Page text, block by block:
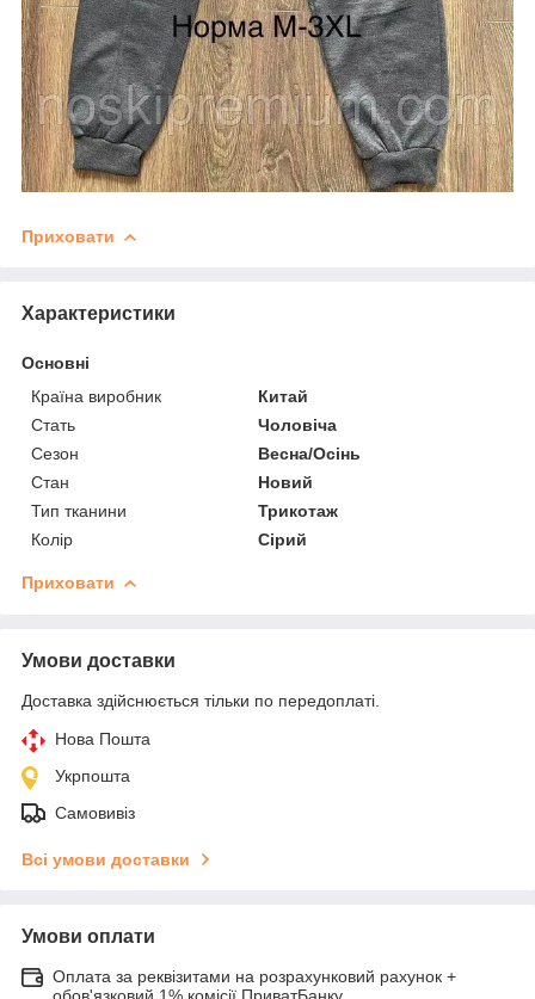
Приховати
Характеристики
Основні
Країна виробник
Китай
Стать
Чоловіча
Сезон
Весна/Осінь
Стан
Новий
Тип тканини
Трикотаж
Колір
Сірий
Приховати
Умови доставки
Доставка здійснюється тільки по передоплаті.
Нова Пошта
Укрпошта
Самовивіз
Всі умови доставки
Умови оплати
Оплата за реквізитами на розрахунковий рахунок +
обов'язковий 1% комісії ПриватБанку